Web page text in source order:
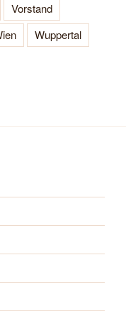
Vorstand
Wuppertal